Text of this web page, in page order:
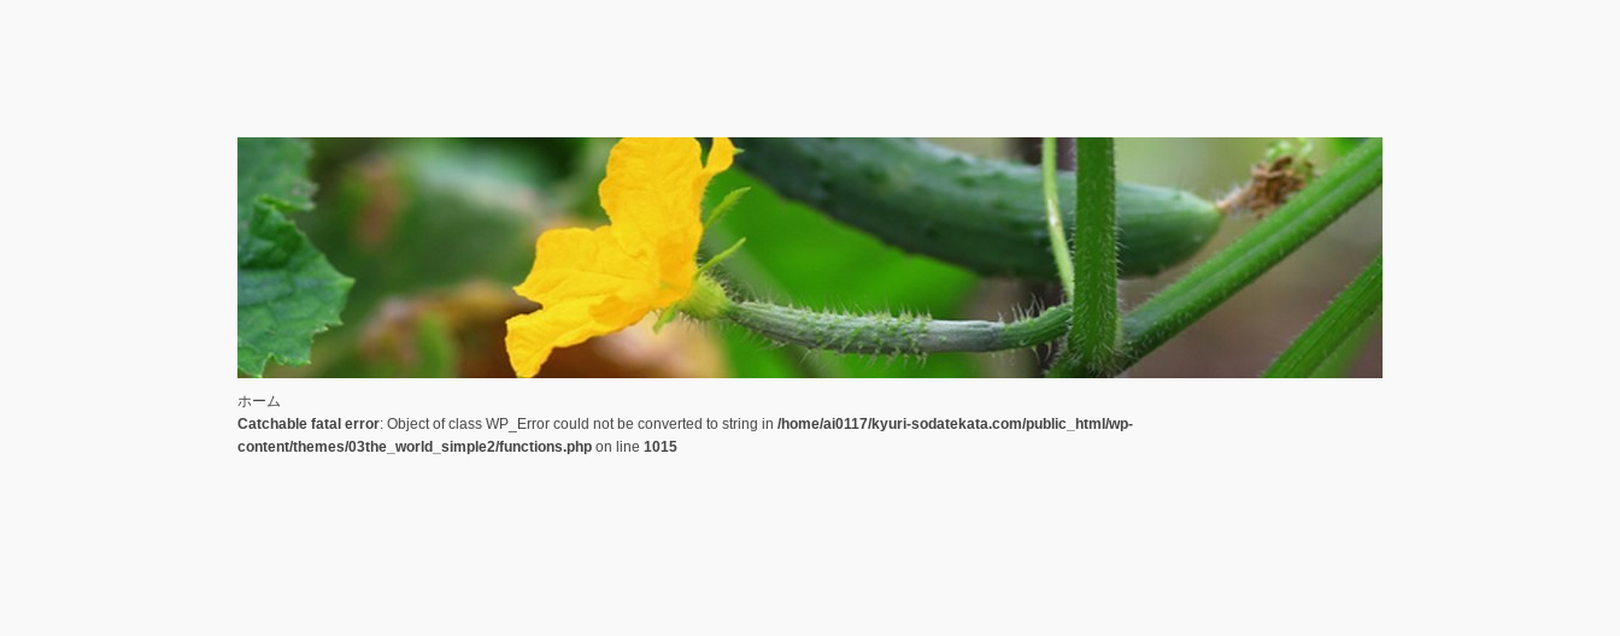
ホーム
Catchable fatal error: Object of class WP_Error could not be converted to string in /home/ai0117/kyuri-sodatekata.com/public_html/wp-
content/themes/03the_world_simple2/functions.php on line 1015